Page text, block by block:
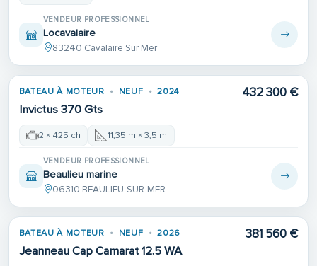
VENDEUR PROFESSIONNEL
Locavalaire
83240 Cavalaire Sur Mer
BATEAU À MOTEUR NEUF 2024
Invictus 370 Gts
432 300 €
2 × 425 ch 11,35 m × 3,5 m
VENDEUR PROFESSIONNEL
Beaulieu marine
06310 BEAULIEU-SUR-MER
BATEAU À MOTEUR NEUF 2026
Jeanneau Cap Camarat 12.5 WA
381 560 €